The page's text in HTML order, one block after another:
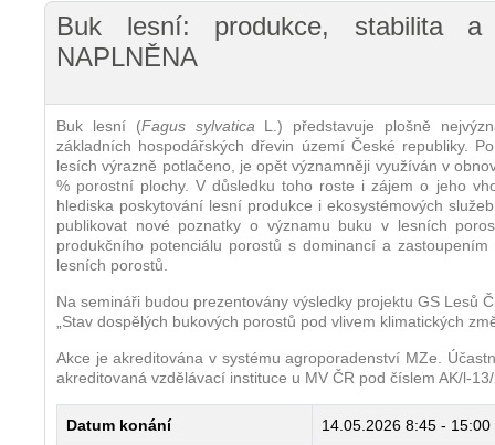
Buk lesní: produkce, stabilita
NAPLNĚNA
Buk lesní (Fagus sylvatica L.) představuje plošně
základních hospodářských dřevin území České republiky.
lesích výrazně potlačeno, je opět významněji využíván v
% porostní plochy. V důsledku toho roste i zájem o jeho
hlediska poskytování lesní produkce i ekosystémových
publikovat nové poznatky o významu buku v lesních
produkčního potenciálu porostů s dominancí a
lesních porostů.
Na semináři budou prezentovány výsledky projektu GS Lesů
„Stav dospělých bukových porostů pod vlivem klimatických
Akce je akreditována v systému agroporadenství MZe.
akreditovaná vzdělávací instituce u MV ČR pod číslem AK/l-
Datum konání 14.05.2026 8:45 - 15:00